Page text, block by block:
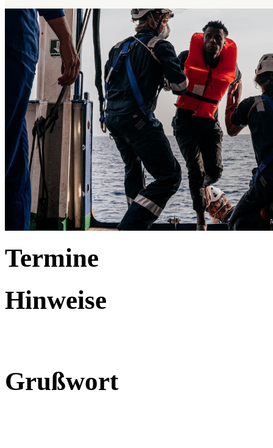
Termine
Hinweise
Grußwort